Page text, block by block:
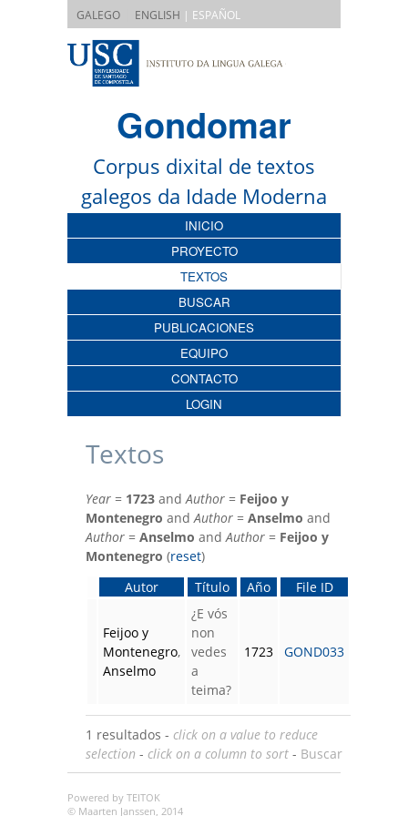
GALEGO ENGLISH | ESPAÑOL
Gondomar
Corpus dixital de textos
galegos da Idade Moderna
INICIO
PROYECTO
TEXTOS
BUSCAR
PUBLICACIONES
EQUIPO
CONTACTO
LOGIN
Textos
Year = 1723 andAuthor = Feijoo y
Montenegro andAuthor = Anselmo and
Author = Anselmo andAuthor = Feijoo y
Montenegro (reset)
Autor
Título Año File ID
Feijoo y
Montenegro,
Anselmo
¿E vós
non
vedes
a
teima?
1723 GOND033
1 resultados - click on a value to reduce
selection - click on a column to sort - Buscar
Powered by TEITOK
© Maarten Janssen, 2014